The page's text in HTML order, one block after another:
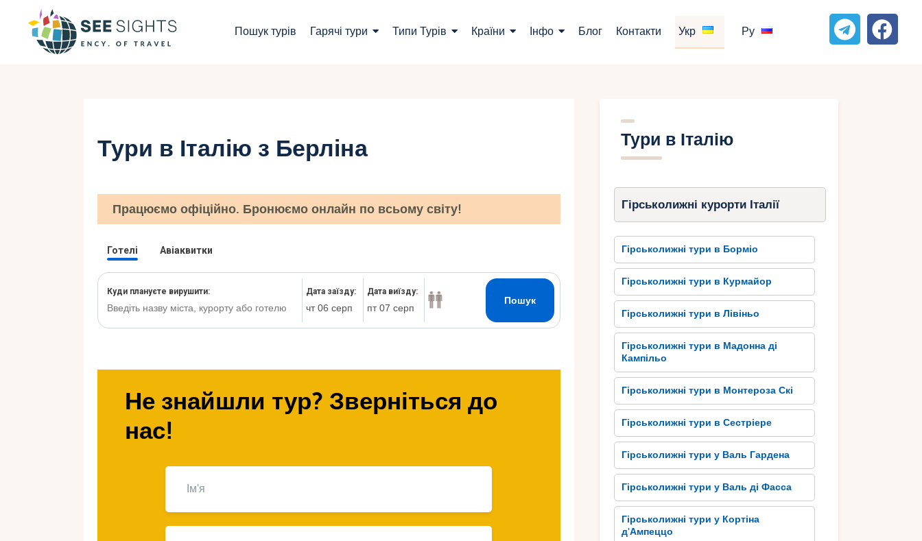
Пошук турів Гарячі тури Типи Турів Країни Інфо Блог Контакти Укр Ру
Інфо
Блог
Укр
Ру
Тури в Італію з Берліна
Працюємо офіційно. Бронюємо онлайн по всьому світу!
Не знайшли тур? Зверніться до
нас!
Тури в Італію
Гірськолижні курорти Італії
Гірськолижні тури в Борміо
Гірськолижні тури в Курмайор
Гірськолижні тури в Лівіньо
Гірськолижні тури в Мадонна ді
Кампільо
Гірськолижні тури в Монтероза Скі
Гірськолижні тури в Сестріере
Гірськолижні тури у Валь Гардена
Гірськолижні тури у Валь ді Фасса
Гірськолижні тури у Кортіна
д'Ампеццо